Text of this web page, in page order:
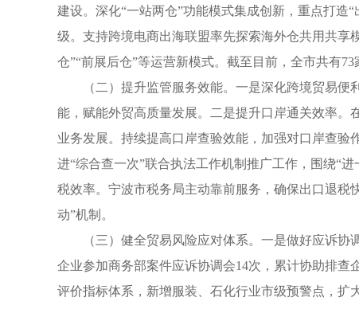
建设。深化“一站两仓”功能模式集成创新，重点打
级。支持跨境电商出海联盟率先探索海外仓共用共享
仓”“前展后仓”等运营新模式。截至目前，全市共有
（二）提升监管服务效能。一是深化跨境贸易
能，赋能外贸高质量发展。二是提升口岸通关效率。
业务发展。持续提高口岸查验效能，加强对口岸查验
进“综合查一次”联合执法工作机制推广工作，围绕“
税效率。宁波市税务局主动靠前服务，确保出口退税
动”机制。
（三）健全贸易风险应对体系。一是做好应诉
企业参加商务部案件应诉协调会14次，累计协助排
评价指标体系，新增服装、石化行业市级预警点，